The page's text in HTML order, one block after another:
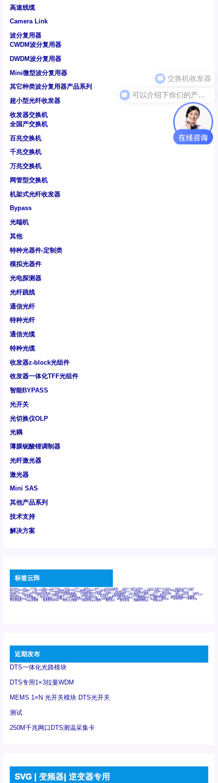
高速线缆
Camera Link
波分复用器
CWDM波分复用器
DWDM波分复用器
Mini微型波分复用器
其它种类波分复用器产品系列
超小型光纤收发器
收发器交换机
全国产交换机
百兆交换机
千兆交换机
万兆交换机
网管型交换机
机架式光纤收发器
Bypass
光端机
其他
特种光器件-定制类
模拟光器件
光电探测器
光纤跳线
通信光纤
特种光纤
通信光缆
特种光缆
收发器z-block光组件
收发器一体化TFF光组件
智能BYPASS
光开关
光切换仪OLP
光耦
薄膜铌酸锂调制器
光纤激光器
激光器
Mini SAS
其他产品系列
技术支持
解决方案
标签云阵
6Tx6Rx 8T 8T8R 24R 24T24R 24Tx 25G 48Rx 48Tx 100G光模块 400G OSFP光模块 400G QSFP112 DR4 800G DR8 OSFP
800G OSFP光模块 AD7606国产替代 AFBR-57B4APZ AFBR-1528CZ AFBR-2528CZ AOC Bypass Camera Link CWDM波分复用器 DAS
DC~4M DSS DTS DVS GYMB光纤连接器 GYM光纤连接器 HFBR-1531Z HFBR-2531Z HFBR-4501Z HFBR-4503Z HFBR-4511Z
HFBR-4513Z J599A6光纤连接器 J599A8光电连接器 J599MT光纤连接器 J599Ⅰ光电连接器 LC超短型光模块 LGA Mini SAS MT POB QSFP
QSFP+ QSFP28 QSFP28 100G光模块 QSFP28笼座 QSFP 40G QSFP笼座 RP连接器 SFF-8431 SFF-8436 SFF-8472 SFF-8654 4i SFP 10G
SFP MSA SFP笼座 Z-BLOCK 万兆交换机 交换机 光切换仪OLP 光开关 光模块笼子座子 光电探测器 光电编码器模块 光电连接器 光端机
光纤激光器 光纤跳线 光纤连接器 光耦 全国产交换机 军品级光耦 千兆交换机 国产化光模块 射频光模块 微型光模块 微型可插拔BGA光模块
微型波分复用器 探测器 收发模块光学引擎组件 机架式光纤收发器 模拟光发射模块 模拟光器件 波分复用器 测试版 激光器 特种光纤 特种光缆
百兆交换机 相机光模块 紧凑型DWDM 网管型交换机 表贴式单路光模块 通信光纤 通信光缆 铌酸锂调制器 高速线缆
近期发布
DTS一体化光路模块
DTS专用1×3拉曼WDM
MEMS 1×N 光开关模块 DTS光开关
测试
250M千兆网口DTS测温采集卡
SVG | 变频器| 逆变器专用